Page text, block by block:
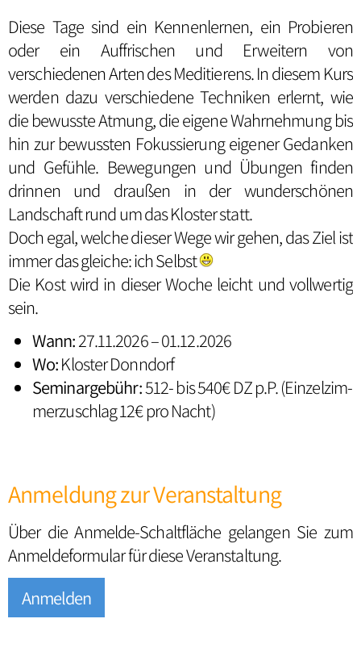
Diese Tage sind ein Kennenlernen, ein Probieren
oder ein Auffrischen und Erweitern von
verschiedenen Arten des Meditierens. In diesem Kurs
werden dazu verschiedene Techniken erlernt, wie
die bewusste Atmung, die eigene Wahrnehmung bis
hin zur bewussten Fokussierung eigener Gedanken
und Gefühle. Bewegungen und Übungen finden
drinnen und draußen in der wunderschönen
Landschaft rund um das Kloster statt.
Doch egal, welche dieser Wege wir gehen, das Ziel ist
immer das gleiche: ich Selbst
Die Kost wird in dieser Woche leicht und vollwertig
sein.
Wann:27.11.2026 – 01.12.2026
Wo:Kloster Donndorf
Seminargebühr:512- bis 540€ DZ p.P. (Ein­zel­zim­
mer­zu­schlag 12€ pro Nacht)
Anmeldung zur Veranstaltung
Über die Anmelde-Schaltfläche gelangen Sie zum
An­mel­de­for­mu­lar für diese Veranstaltung.
Anmelden